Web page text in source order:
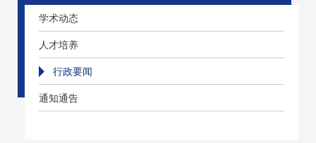
学术动态
人才培养
行政要闻
通知通告